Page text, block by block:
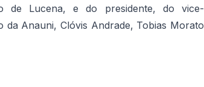
de Lucena, e do presidente, do vice-
da Anauni, Clóvis Andrade, Tobias Morato